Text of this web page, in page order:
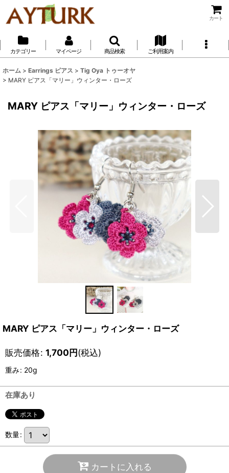
カート
カテゴリー マイページ 商品検索 ご利用案内
ホーム > Earrings ピアス > Tig Oya トゥーオヤ
> MARY ピアス「マリー」ウィンター・ローズ
MARY ピアス「マリー」ウィンター・ローズ
MARY ピアス「マリー」ウィンター・ローズ
販売価格: 1,700円(税込)
重み: 20g
在庫あり
数量:
カートに入れる